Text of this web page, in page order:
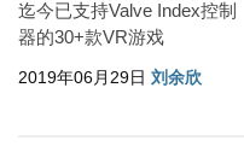
迄今已支持Valve Index控制
器的30+款VR游戏
2019年06月29日 刘余欣